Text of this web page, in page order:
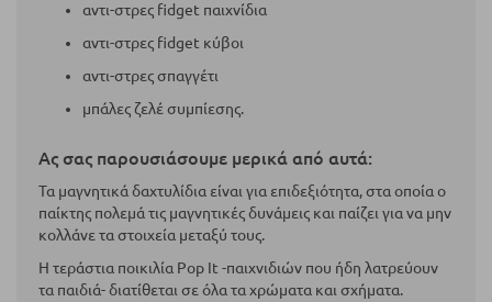
αντι-στρες fidget παιχνίδια
αντι-στρες fidget κύβοι
αντι-στρες σπαγγέτι
μπάλες ζελέ συμπίεσης.
Ας σας παρουσιάσουμε μερικά από αυτά:
Τα μαγνητικά δαχτυλίδια είναι για επιδεξιότητα, στα οποία ο
παίκτης πολεμά τις μαγνητικές δυνάμεις και παίζει για να μην
κολλάνε τα στοιχεία μεταξύ τους.
Η τεράστια ποικιλία Pop It -παιχνιδιών που ήδη λατρεύουν
τα παιδιά- διατίθεται σε όλα τα χρώματα και σχήματα.